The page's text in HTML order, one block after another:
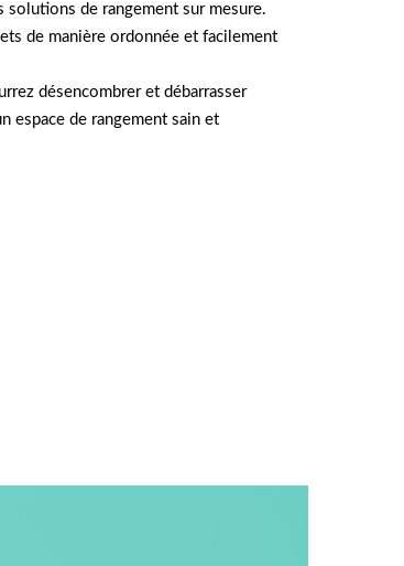
solutions de rangement sur mesure.
de manière ordonnée et facilement
désencombrer et débarrasser
espace de rangement sain et